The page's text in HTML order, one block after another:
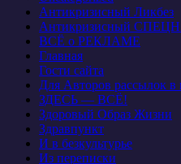
Антикризисный Ликбез
Антикризисный
ВСЁ о РЕКЛАМЕ
Главная
Гости сайта
Для Авторов рассылок
ЗДЕСЬ — ВСЁ!
Здоровый Образ Жизни
Здравпункт
И в безкультурье
Из переписки